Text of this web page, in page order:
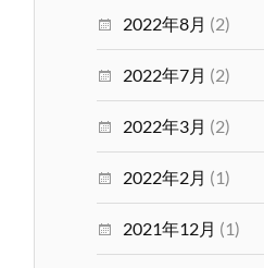
2022年8月 (2)
2022年7月 (2)
2022年3月 (2)
2022年2月 (1)
2021年12月 (1)